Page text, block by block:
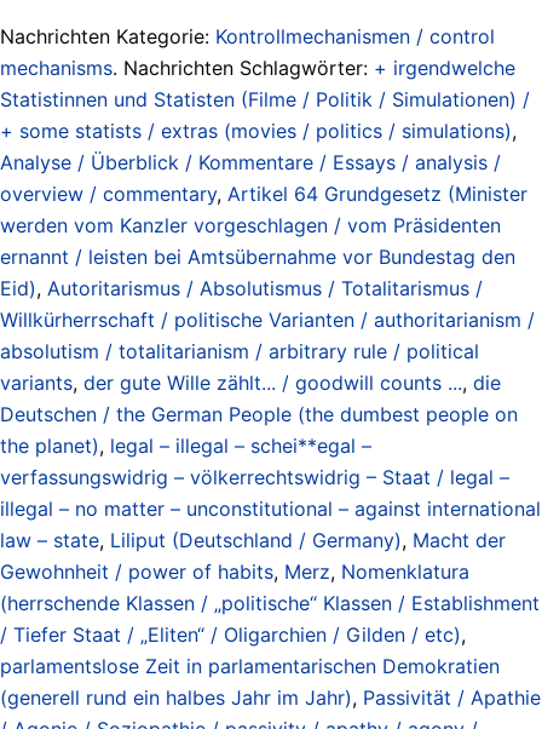
Nachrichten Kategorie: Kontrollmechanismen / control
mechanisms. Nachrichten Schlagwörter: + irgendwelche
Statistinnen und Statisten (Filme / Politik / Simulationen) /
+ some statists / extras (movies / politics / simulations),
Analyse / Überblick / Kommentare / Essays / analysis /
overview / commentary, Artikel 64 Grundgesetz (Minister
werden vom Kanzler vorgeschlagen / vom Präsidenten
ernannt / leisten bei Amtsübernahme vor Bundestag den
Eid), Autoritarismus / Absolutismus / Totalitarismus /
Willkürherrschaft / politische Varianten / authoritarianism /
absolutism / totalitarianism / arbitrary rule / political
variants, der gute Wille zählt... / goodwill counts ..., die
Deutschen / the German People (the dumbest people on
the planet), legal – illegal – schei**egal –
verfassungswidrig – völkerrechtswidrig – Staat / legal –
illegal – no matter – unconstitutional – against international
law – state, Liliput (Deutschland / Germany), Macht der
Gewohnheit / power of habits, Merz, Nomenklatura
(herrschende Klassen / „politische“ Klassen / Establishment
/ Tiefer Staat / „Eliten“ / Oligarchien / Gilden / etc),
parlamentslose Zeit in parlamentarischen Demokratien
(generell rund ein halbes Jahr im Jahr), Passivität / Apathie